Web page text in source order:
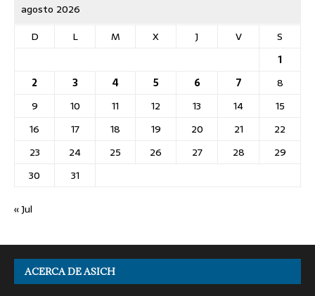
agosto 2026
D
L M X J V
S
1
2
3 4 5 6 7
8
9
10 11 12 13 14
15
16
17 18 19 20 21
22
23
24 25 26 27 28
29
30
31
« Jul
ACERCA DE ASICH